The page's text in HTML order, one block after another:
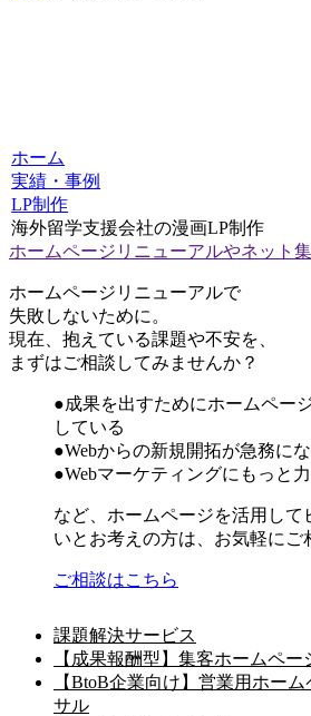
ホーム
実績・事例
LP制作
海外留学支援会社の漫画LP制作
ホームページリニューアルやネット
ホームページリニューアルで
失敗しないために。
現在、抱えている課題や不安を、
まずはご相談してみませんか？
●成果を出すためにホームペー
している
●Webからの新規開拓が急務に
●Webマーケティングにもっと
など、ホームページを活用して
いとお考えの方は、お気軽にご
ご相談はこちら
課題解決サービス
【成果報酬型】集客ホームペ
【BtoB企業向け】営業用ホー
サル